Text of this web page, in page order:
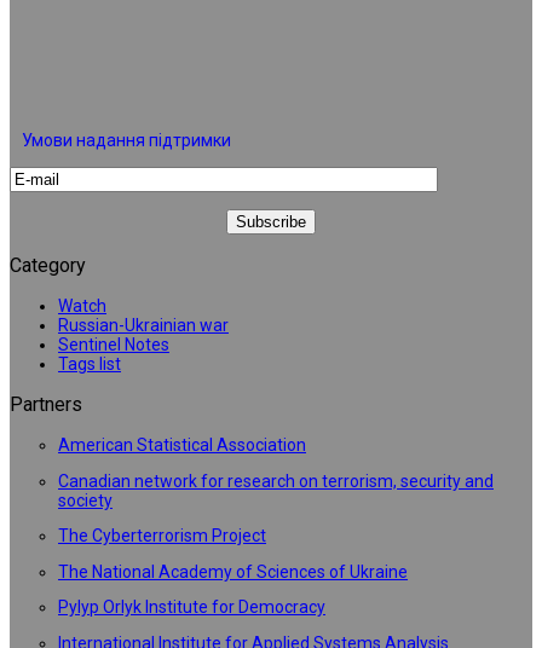
Умови надання підтримки
Category
Watch
Russian-Ukrainian war
Sentinel Notes
Tags list
Partners
American Statistical Association
Canadian network for research on terrorism, security and
society
The Cyberterrorism Project
The National Academy of Sciences of Ukraine
Pylyp Orlyk Institute for Democracy
International Institute for Applied Systems Analysis